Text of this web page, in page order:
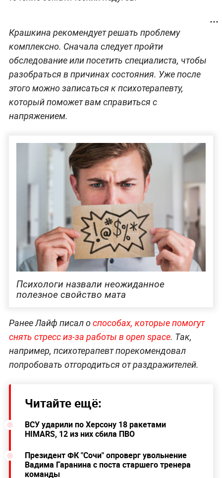
Крашкина рекомендует решать проблему
комплексно. Сначала следует пройти
обследование или посетить специалиста, чтобы
разобраться в причинах состояния. Уже после
этого можно записаться к психотерапевту,
который поможет вам справиться с
напряжением.
Психологи назвали неожиданное
полезное свойство мата
Ранее Лайф писал оспособах, которые помогут
снять стресс из-за работы в open space. Так,
например, психотерапевт порекомендовал
попробовать отгородиться от раздражителей.
Читайте ещё:
ВСУ ударили по Херсону 18 ракетами
HIMARS, 12 из них сбила ПВО
Президент ФК "Сочи" опроверг увольнение
Вадима Гаранина с поста старшего тренера
команды